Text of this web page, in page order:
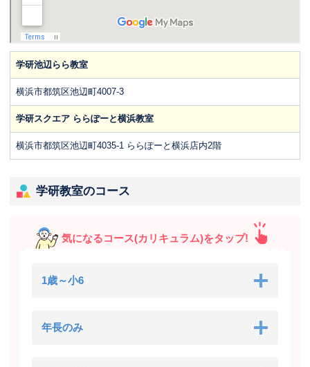
学研池辺らら教室
横浜市都筑区池辺町4007-3
学研スクエア ららぽーと横浜教室
横浜市都筑区池辺町4035-1 ららぽーと横浜店内2階
学研教室のコース
気になるコース(カリキュラム)をタップ!
1歳～小6
年長のみ